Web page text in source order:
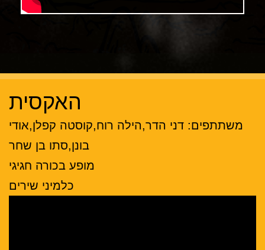
האקסית
משתתפים: דני הדר,הילה רוח,קוסטה קפלן,אודי
בונן,סתו בן שחר
מופע בכורה חגיגי
כלמיני שירים